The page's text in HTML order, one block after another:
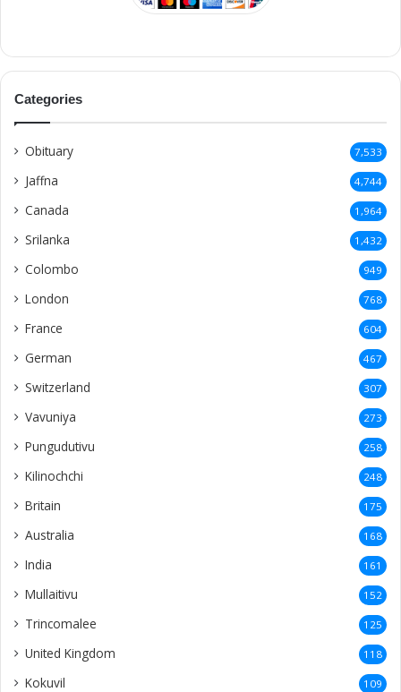
Categories
Obituary 7,533
Jaffna 4,744
Canada 1,964
Srilanka 1,432
Colombo 949
London 768
France 604
German 467
Switzerland 307
Vavuniya 273
Pungudutivu 258
Kilinochchi 248
Britain 175
Australia 168
India 161
Mullaitivu 152
Trincomalee 125
United Kingdom 118
Kokuvil 109